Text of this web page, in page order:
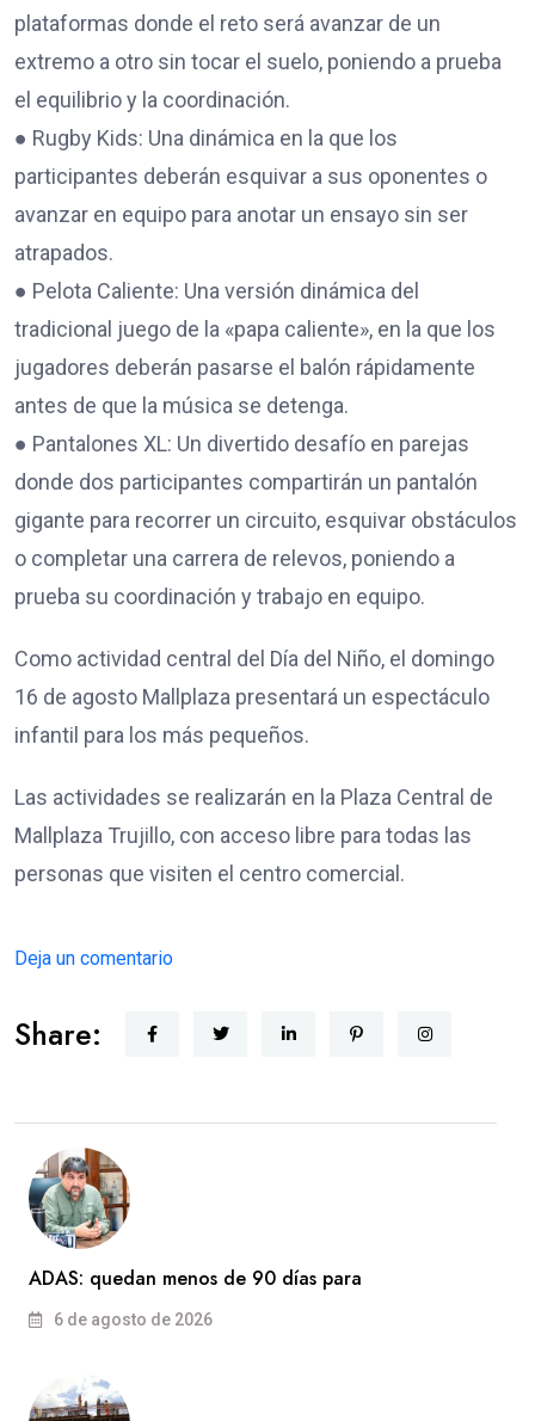
plataformas donde el reto será avanzar de un
extremo a otro sin tocar el suelo, poniendo a prueba
el equilibrio y la coordinación.
● Rugby Kids: Una dinámica en la que los
participantes deberán esquivar a sus oponentes o
avanzar en equipo para anotar un ensayo sin ser
atrapados.
● Pelota Caliente: Una versión dinámica del
tradicional juego de la «papa caliente», en la que los
jugadores deberán pasarse el balón rápidamente
antes de que la música se detenga.
● Pantalones XL: Un divertido desafío en parejas
donde dos participantes compartirán un pantalón
gigante para recorrer un circuito, esquivar obstáculos
o completar una carrera de relevos, poniendo a
prueba su coordinación y trabajo en equipo.
Como actividad central del Día del Niño, el domingo
16 de agosto Mallplaza presentará un espectáculo
infantil para los más pequeños.
Las actividades se realizarán en la Plaza Central de
Mallplaza Trujillo, con acceso libre para todas las
personas que visiten el centro comercial.
Deja un comentario
Share:
ADAS: quedan menos de 90 días para
6 de agosto de 2026